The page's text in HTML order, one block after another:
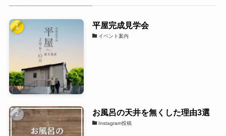
平屋完成見学会
イベント案内
お風呂の天井を無くした理由3選
Instagram投稿